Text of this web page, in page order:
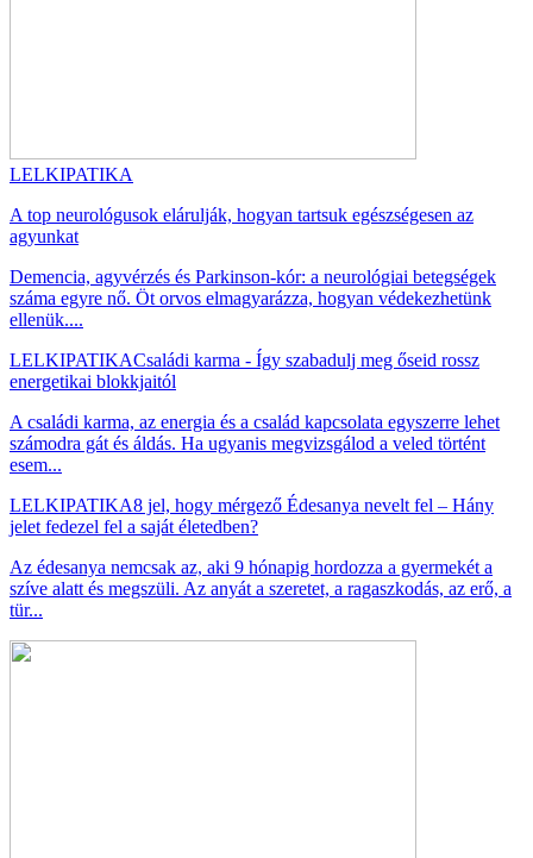
LELKIPATIKA
A top neurológusok elárulják, hogyan tartsuk egészségesen az
agyunkat
Demencia, agyvérzés és Parkinson-kór: a neurológiai betegségek
száma egyre nő. Öt orvos elmagyarázza, hogyan védekezhetünk
ellenük....
LELKIPATIKACsaládi karma - Így szabadulj meg őseid rossz
energetikai blokkjaitól
A családi karma, az energia és a család kapcsolata egyszerre lehet
számodra gát és áldás. Ha ugyanis megvizsgálod a veled történt
esem...
LELKIPATIKA8 jel, hogy mérgező Édesanya nevelt fel – Hány
jelet fedezel fel a saját életedben?
Az édesanya nemcsak az, aki 9 hónapig hordozza a gyermekét a
szíve alatt és megszüli. Az anyát a szeretet, a ragaszkodás, az erő, a
tür...